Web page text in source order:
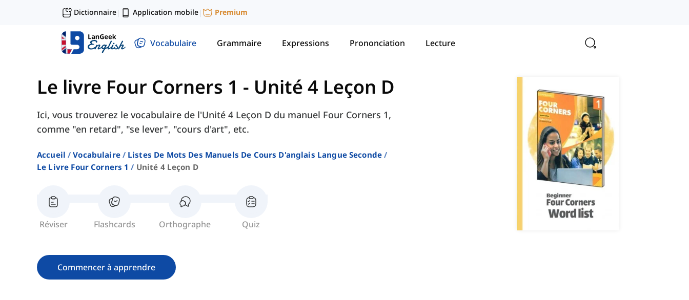
Dictionnaire| Application mobile| Premium
Vocabulaire Grammaire Expressions Prononciation Lecture
Le livre Four Corners 1 - Unité 4 Leçon D
Ici, vous trouverez le vocabulaire de l'Unité 4 Leçon D du manuel Four Corners 1,
comme "en retard", "se lever", "cours d'art", etc.
Accueil Vocabulaire
Listes De Mots Des Manuels De Cours D'anglais Langue Seconde
Le Livre Four Corners 1
Unité 4 Leçon D
Réviser Flashcards Orthographe Quiz
Commencer à apprendre